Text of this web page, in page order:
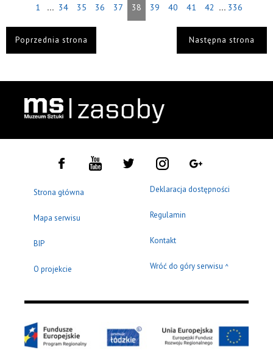
1 ... 34 35 36 37 38 39 40 41 42 ... 336
Poprzednia strona Następna strona
Strona główna
Mapa serwisu
BIP
O projekcie
Deklaracja dostępności
Regulamin
Kontakt
Wróć do góry serwisu ^